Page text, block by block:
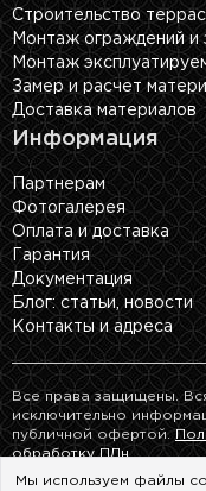
Строительство террас
Монтаж ограждений и
Монтаж
Замер и расчет
Доставка материалов
Информация
Партнерам
Фотогалерея
Оплата и доставка
Гарантия
Документация
Блог: cтатьи, новости
Контакты и адреса
Все права защищены.
исключительно
публичной офертой.
обработку ПДн.
Мы используем файлы